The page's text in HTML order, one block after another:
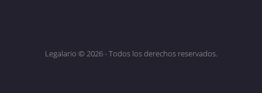
Legalario © 2026 - Todos los derechos reservados.